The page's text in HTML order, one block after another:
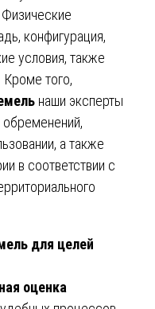
конфигурация,
условия, также
Кроме того,
наши эксперты
а также
в соответствии с
для целей
оценка